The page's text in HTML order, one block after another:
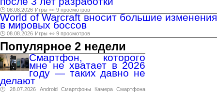
🕑 08.08.2026 Игры 👀 9 просмотров
World of Warcraft вносит большие изменения
в мировых боссов
🕑 08.08.2026 Игры 👀 9 просмотров
Популярное 2 недели
Смартфон, которого
мне не хватает в 2026
году — таких давно не
делают
🕑 28.07.2026 Android Смартфоны Камера Смартфона